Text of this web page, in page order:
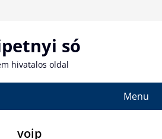
só
hivatalos oldal
Menu
voip